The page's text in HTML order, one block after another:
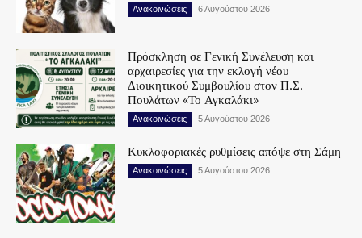
Ανακοινώσεις 6 Αυγούστου 2026
Πρόσκληση σε Γενική Συνέλευση και
αρχαιρεσίες για την εκλογή νέου
Διοικητικού Συμβουλίου στον Π.Σ.
Πουλάτων «Το Αγκαλάκι»
Ανακοινώσεις 5 Αυγούστου 2026
Κυκλοφοριακές ρυθμίσεις απόψε στη Σάμη
Ανακοινώσεις 5 Αυγούστου 2026